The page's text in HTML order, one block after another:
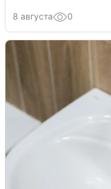
8 августа 0